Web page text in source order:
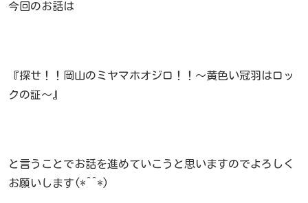
今回のお話は
『探せ！！岡山のミヤマホオジロ！！～黄色い冠羽はロッ
クの証～』
と言うことでお話を進めていこうと思いますのでよろしく
お願いします(*^^*)